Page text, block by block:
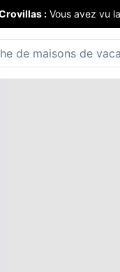
: Vous avez vu